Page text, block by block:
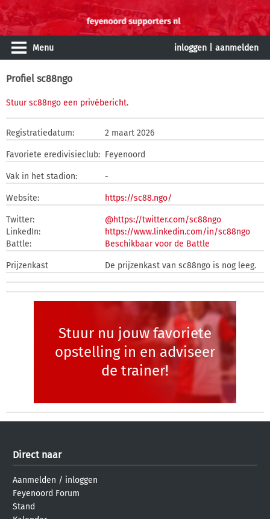
Menu inloggen aanmelden
Profiel sc88ngo
Stuur sc88ngo een privébericht.
Registratiedatum: 2 maart 2026
Favoriete eredivisieclub: Feyenoord
Vak in het stadion: -
Website: https://sc88.ngo/
Twitter:
@https://twitter.com/sc88ngo
LinkedIn:
https://www.linkedin.com/in/sc88ngo
Battle:
Beschikbaar voor de Battle
Prijzenkast De prijzenkast van sc88ngo is nog leeg.
Stuur nu jouw favoriete
opstelling in en adviseer
de trainer!
Direct naar
Aanmelden / inloggen
Feyenoord Forum
Stand